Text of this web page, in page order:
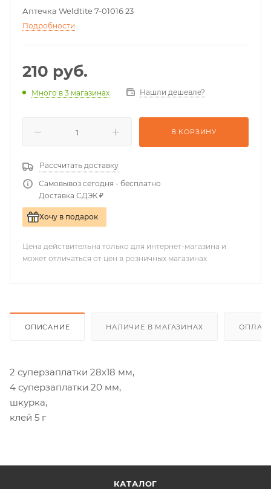
Аптечка Weldtite 7-01016 23
Подробности
210 руб.
Много в 3 магазинах Нашли дешевле?
В КОРЗИНУ
Рассчитать доставку
Самовывоз сегодня - бесплатно
Доставка СДЭК ₽
Хочу в подарок
Цена действительна только для интернет-магазина и
может отличаться от цен в розничных магазинах
ОПИСАНИЕ НАЛИЧИЕ В МАГАЗИНАХ
2 суперзаплатки 28х18 мм,
4 суперзаплатки 20 мм,
шкурка,
клей 5 г
КАТАЛОГ